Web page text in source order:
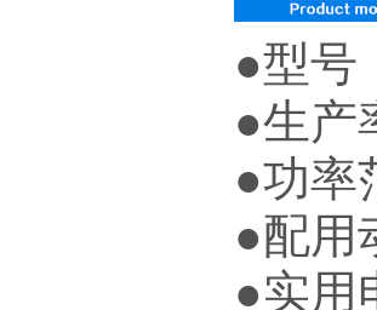
●型号
●生产
●功率
●配用
●实用